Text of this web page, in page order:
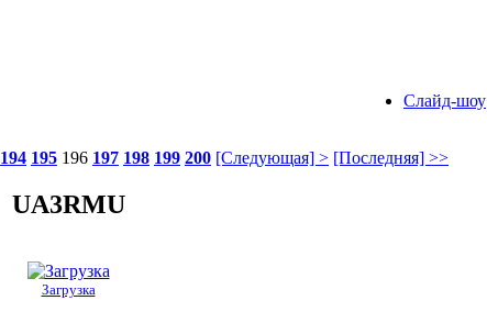
Слайд-шоу
194 195 196 197 198 199 200 [Следующая] > [Последняя] >>
UA3RMU
Загрузка